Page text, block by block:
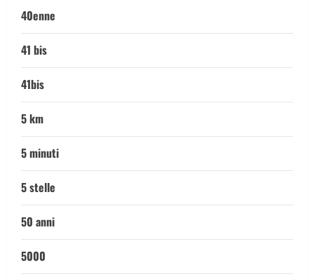
40enne
41 bis
41bis
5 km
5 minuti
5 stelle
50 anni
5000